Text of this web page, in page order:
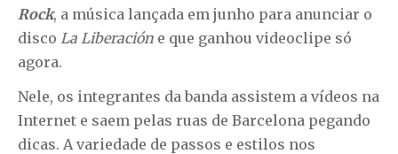
Rock, a música lançada em junho para anunciar o
disco La Liberación e que ganhou videoclipe só
agora.
Nele, os integrantes da banda assistem a vídeos na
Internet e saem pelas ruas de Barcelona pegando
dicas. A variedade de passos e estilos nos